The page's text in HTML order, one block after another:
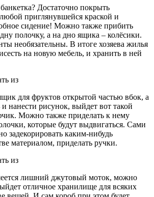
Достаточно покрыть
приглянувшейся краской и
сидение! Можно также прибить
полочку, а на дно ящика – колёсики.
необязательны. В итоге хозяева жилья
на новую мебель, и хранить в ней
для фруктов открытой частью вбок, а
нанести рисунок, выйдет вот такой
Можно также приделать к нему
которые будут выдвигаться. Сами
задекорировать каким-нибудь
материалом, приделать ручки.
лишний джутовый моток, можно
отличное хранилище для всяких